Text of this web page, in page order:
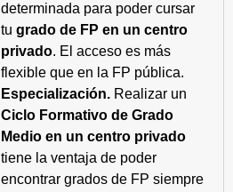
determinada para poder cursar
tu grado de FP en un centro
privado. El acceso es más
flexible que en la FP pública.
Especialización. Realizar un
Ciclo Formativo de Grado
Medio en un centro privado
tiene la ventaja de poder
encontrar grados de FP siempre